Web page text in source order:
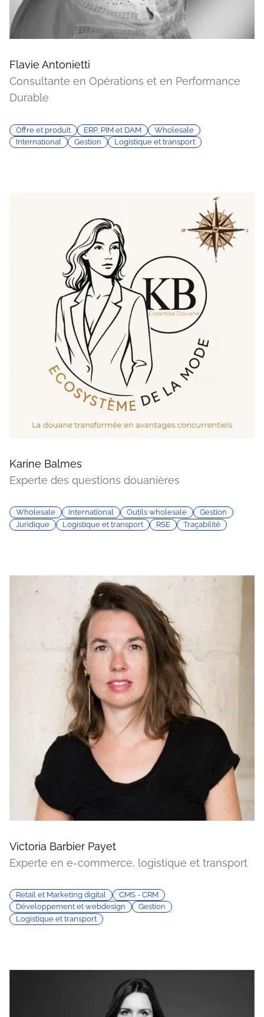
Flavie Antonietti
Consultante en Opérations et en Performance
Durable
Offre et produit ERP, PIM et DAM
Wholesale
International
Gestion Logistique et transport
Karine Balmes
Experte des questions douanières
Wholesale International Outils wholesale
Gestion
Juridique
Logistique et transport RSE Traçabilité
Victoria Barbier Payet
Experte en e-commerce, logistique et transport
Retail et Marketing digital
CMS - CRM
Développement et webdesign
Gestion
Logistique et transport